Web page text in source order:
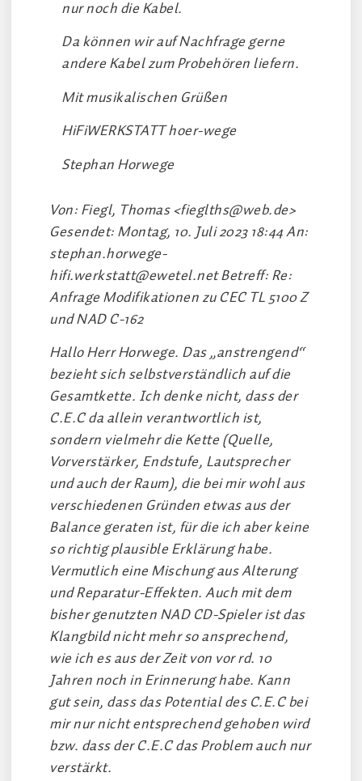
nur noch die Kabel.
Da können wir auf Nachfrage gerne
andere Kabel zum Probehören liefern.
Mit musikalischen Grüßen
HiFiWERKSTATT hoer-wege
Stephan Horwege
Von: Fiegl, Thomas<fieglths@web.de>
Gesendet: Montag, 10. Juli 2023 18:44 An:
stephan.horwege-
hifi.werkstatt@ewetel.netBetreff: Re:
Anfrage Modifikationen zu CEC TL 5100 Z
und NAD C-162
Hallo Herr Horwege. Das „anstrengend“
bezieht sich selbstverständlich auf die
Gesamtkette. Ich denke nicht, dass der
C.E.C da allein verantwortlich ist,
sondern vielmehr die Kette (Quelle,
Vorverstärker, Endstufe, Lautsprecher
und auch der Raum), die bei mir wohl aus
verschiedenen Gründen etwas aus der
Balance geraten ist, für die ich aber keine
so richtig plausible Erklärung habe.
Vermutlich eine Mischung aus Alterung
und Reparatur-Effekten. Auch mit dem
bisher genutzten NAD CD-Spieler ist das
Klangbild nicht mehr so ansprechend,
wie ich es aus der Zeit von vor rd. 10
Jahren noch in Erinnerung habe. Kann
gut sein, dass das Potential des C.E.C bei
mir nur nicht entsprechend gehoben wird
bzw. dass der C.E.C das Problem auch nur
verstärkt.